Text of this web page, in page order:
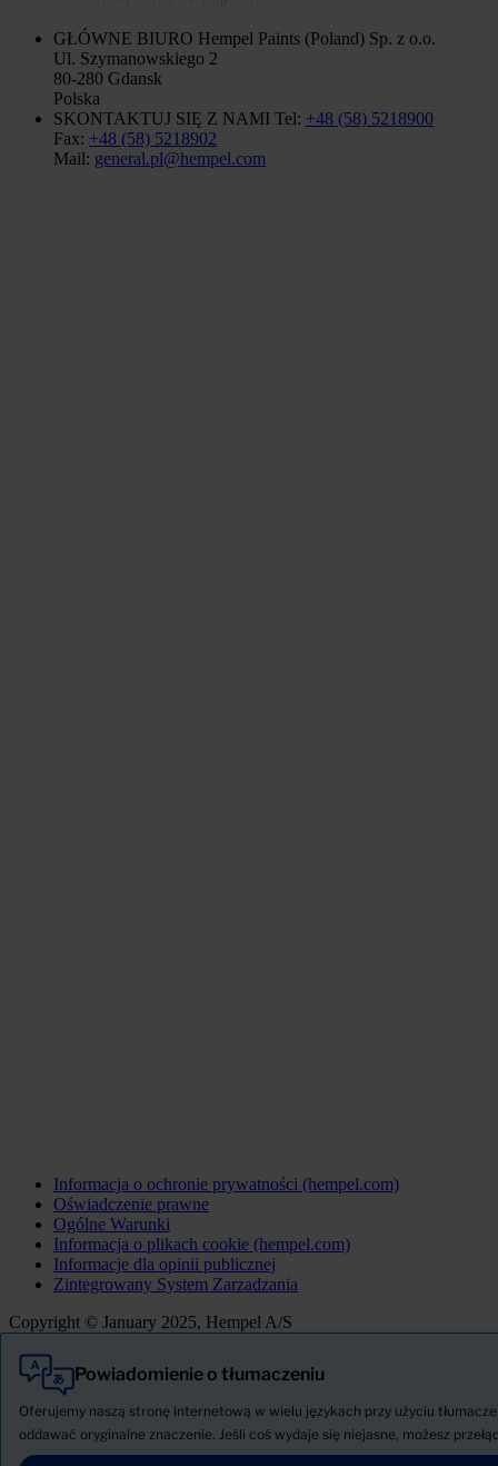
GŁÓWNE BIURO Hempel Paints (Poland) Sp. z o.o.
Ul. Szymanowskiego 2
80-280 Gdansk
Polska
SKONTAKTUJ SIĘ Z NAMI Tel: +48 (58) 5218900
Fax: +48 (58) 5218902
Mail: general.pl@hempel.com
Informacja o ochronie prywatności (hempel.com)
Oświadczenie prawne
Ogólne Warunki
Informacja o plikach cookie (hempel.com)
Informacje dla opinii publicznej
Zintegrowany System Zarzadzania
Copyright © January 2025, Hempel A/S
Powiadomienie o tłumaczeniu
Oferujemy naszą stronę internetową w wielu językach przy użyciu
oddawać oryginalne znaczenie. Jeśli coś wydaje się niejasne, możesz
Wszystkie
Produkty
AKTUALNOŚCI
Pobierz Kartę charakterystyki